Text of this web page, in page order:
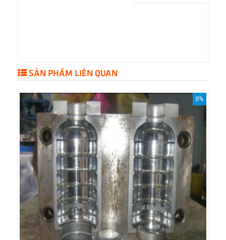
SẢN PHẨM LIÊN QUAN
0%